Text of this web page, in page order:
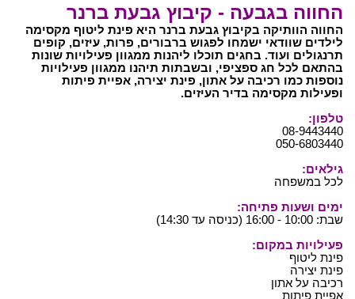
החווה בגבעה - קיבוץ גבעת ברנר
החווה הוותיקה בקיבוץ גבעת ברנר היא פינת ליטוף מקסימה
לילדים שוודאי ישמחו לפגוש ברבורים, פרות, עיזים, קופים
תרנגולים ועוד. בחגים תוכלו ליהנות ממגוון פעילויות שונות
בהתאם לכל חג ספציפי, ובשבתות תיהנו ממגוון פעילויות
נוספות כמו רכיבה על אתון, פינת יצירה, אפיית פיתות
ופעילות מקסימה בדיר העיזים.
טלפון:
08-9443440
050-6803440
גילאים:
לכל במשפחה
ימים ושעות פתיחה:
שבת: 10:00 - 16:00 (כניסה עד 14:30)
פעילויות במקום:
פינת ליטוף
פינת יצירה
רכיבה על אתון
אפיית פיתות